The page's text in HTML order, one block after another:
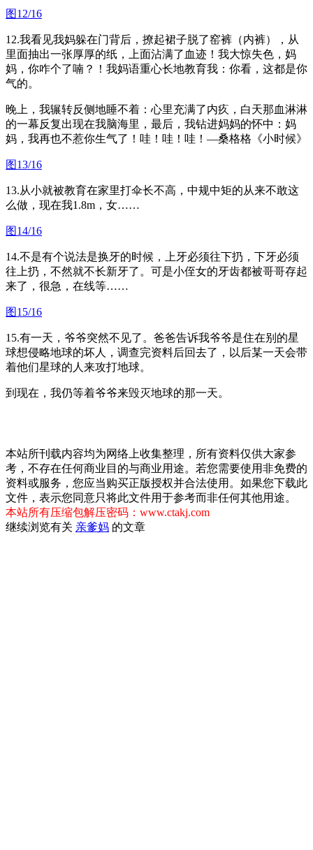
图12/16
12.我看见我妈躲在门背后，撩起裙子脱了窑裤（内裤），从
里面抽出一张厚厚的纸，上面沾满了血迹！我大惊失色，妈
妈，你咋个了喃？！我妈语重心长地教育我：你看，这都是你
气的。
晚上，我辗转反侧地睡不着：心里充满了内疚，白天那血淋淋
的一幕反复出现在我脑海里，最后，我钻进妈妈的怀中：妈
妈，我再也不惹你生气了！哇！哇！哇！—桑格格《小时候》
图13/16
13.从小就被教育在家里打伞长不高，中规中矩的从来不敢这
么做，现在我1.8m，女……
图14/16
14.不是有个说法是换牙的时候，上牙必须往下扔，下牙必须
往上扔，不然就不长新牙了。可是小侄女的牙齿都被哥哥存起
来了，很急，在线等……
图15/16
15.有一天，爷爷突然不见了。爸爸告诉我爷爷是住在别的星
球想侵略地球的坏人，调查完资料后回去了，以后某一天会带
着他们星球的人来攻打地球。
到现在，我仍等着爷爷来毁灭地球的那一天。
本站所刊载内容均为网络上收集整理，所有资料仅供大家参
考，不存在任何商业目的与商业用途。若您需要使用非免费的
资料或服务，您应当购买正版授权并合法使用。如果您下载此
文件，表示您同意只将此文件用于参考而非任何其他用途。
本站所有压缩包解压密码：www.ctakj.com
继续浏览有关 亲爹妈 的文章